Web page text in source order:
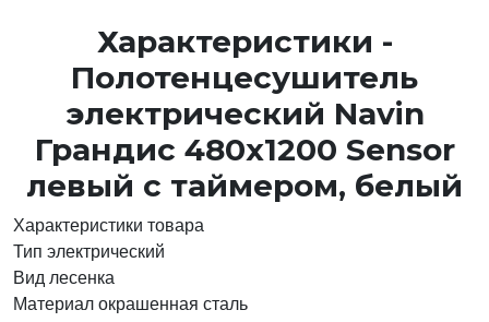
Характеристики -
Полотенцесушитель
электрический Navin
Грандис 480х1200 Sensor
левый с таймером, белый
Характеристики товара
Тип электрический
Вид лесенка
Материал окрашенная сталь